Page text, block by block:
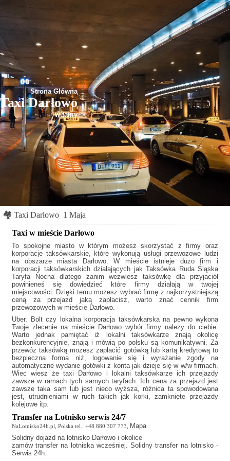
Strona Główna
Taxi Darłowo
witamy
🏘 Taxi Darłowo 1 Maja
Taxi w mieście Darłowo
To spokojne miasto w którym możesz skorzystać z firmy oraz
korporacje taksówkarskie, które wykonują usługi przewozowe ludzi
na obszarze miasta Darłowo. W mieście istnieje dużo firm i
korporacji taksówkarskich działających jak Taksówka Ruda Śląska
Taryfa Nocna
dlatego zanim wezwiesz taksówkę dla przyjaciół
powinieneś się dowiedzieć które firmy działają w twojej
miejscowości. Dzięki temu możesz wybrać firmę z najkorzystniejszą
ceną za przejazd jaką zapłacisz, warto znać cennik firm
przewozowych w mieście Darłowo.
Uber, Bolt czy lokalna korporacja taksówkarska na pewno wykona
Twoje zlecenie na mieście Darłowo wybór firmy należy do ciebie.
Warto jednak pamiętać iż lokalni taksówkarze znają okolicę
bezkonkurencyjnie, znają i mówią po polsku są komunikatywni. Za
przewóz taksówką możesz zapłacić gotówką lub kartą kredytową to
bezpieczna forma niż, logowanie się i wyrażanie zgody na
automatyczne wydanie gotówki z konta jak dzieje się w w/w firmach.
Wiec wiesz żetaxi Darłowo i lokalni taksówkarze ich przejazdy
zawsze w ramach tych samych taryfach. Ich cena za przejazd jest
zawsze taka sam lub jest nieco wyższa, różnica ta spowodowana
jest, utrudnieniami w ruch takich jak korki, zamknięte przejazdy
kolejowe itp.
Transfer na Lotnisko serwis 24/7
NaLotnisko24h.pl, Polska tel.: +48 880 307 773, Mapa
Solidny dojazd na lotnisko Darłowo i okolice
zamów transfer na lotniska wcześniej. Solidny transfer na lotnisko -
Serwis 24h.